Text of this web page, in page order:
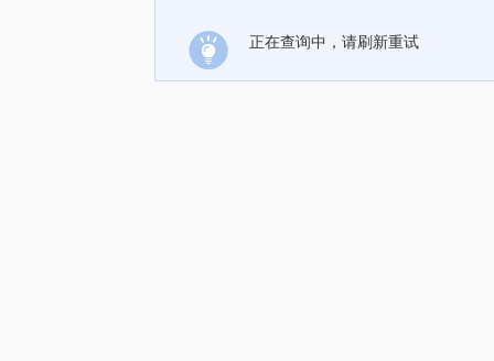
正在查询中，请刷新重试